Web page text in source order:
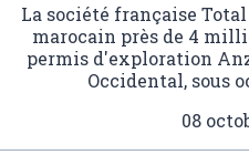
La société française
marocain près de 4
permis d'exploration
Occidental, sous
08